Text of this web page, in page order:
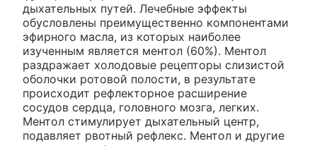
дыхательных путей. Лечебные эффекты
обусловлены преимущественно компонентами
эфирного масла, из которых наиболее
изученным является ментол (60%). Ментол
раздражает холодовые рецепторы слизистой
оболочки ротовой полости, в результате
происходит рефлекторное расширение
сосудов сердца, головного мозга, легких.
Ментол стимулирует дыхательный центр,
подавляет рвотный рефлекс. Ментол и другие